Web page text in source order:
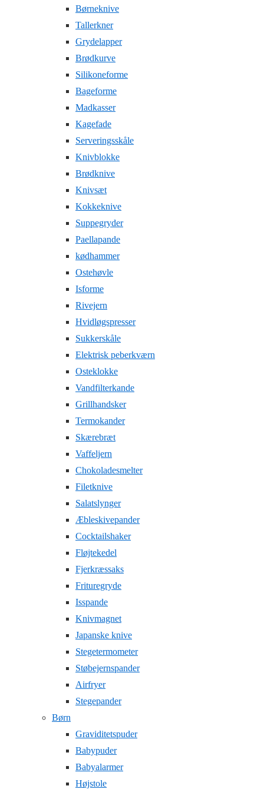
Børneknive
Tallerkner
Grydelapper
Brødkurve
Silikoneforme
Bageforme
Madkasser
Kagefade
Serveringsskåle
Knivblokke
Brødknive
Knivsæt
Kokkeknive
Suppegryder
Paellapande
kødhammer
Ostehøvle
Isforme
Rivejern
Hvidløgspresser
Sukkerskåle
Elektrisk peberkværn
Osteklokke
Vandfilterkande
Grillhandsker
Termokander
Skærebræt
Vaffeljern
Chokoladesmelter
Filetknive
Salatslynger
Æbleskivepander
Cocktailshaker
Fløjtekedel
Fjerkræssaks
Frituregryde
Isspande
Knivmagnet
Japanske knive
Stegetermometer
Støbejernspander
Airfryer
Stegepander
Børn
Graviditetspuder
Babypuder
Babyalarmer
Højstole